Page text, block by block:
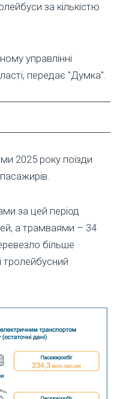
за кількістю
управлінні
передає "Думка".
2025 року поїзди
за цей період
а трамваями – 34
більше
тролейбусний